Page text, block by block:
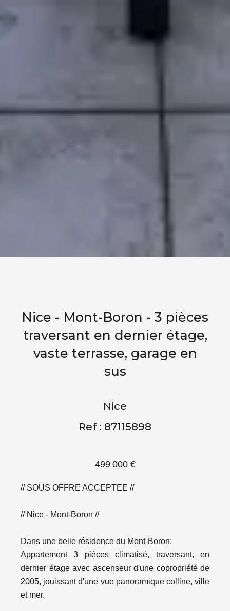
Nice - Mont-Boron - 3 pièces
traversant en dernier étage,
vaste terrasse, garage en
sus
Nice
Ref : 87115898
499 000 €
// SOUS OFFRE ACCEPTEE //
// Nice - Mont-Boron //
Dans une belle résidence du Mont-Boron:
Appartement 3 pièces climatisé, traversant, en
dernier étage avec ascenseur d'une copropriété de
2005, jouissant d'une vue panoramique colline, ville
et mer.